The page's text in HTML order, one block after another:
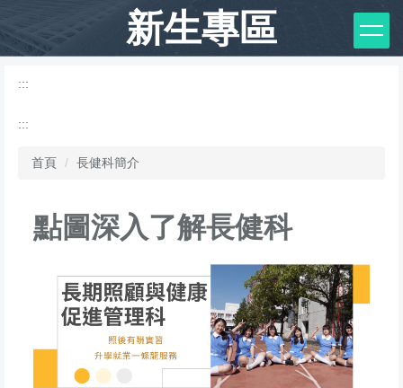
主
內
區
新生專區
:::
:::
首頁 長健科簡介
點圖深入了解長健科